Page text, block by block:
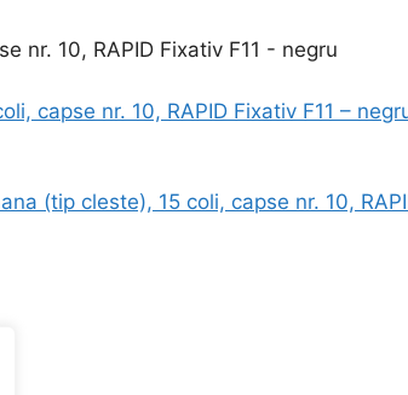
capse nr. 10, RAPID Fixativ F11 –
(tip cleste), 15 coli, capse nr. 10,